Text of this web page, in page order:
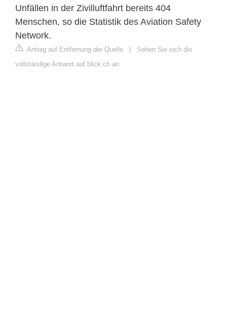
Unfällen in der Zivilluftfahrt bereits 404
Menschen, so die Statistik des Aviation Safety
Network.
Antrag auf Entfernung der Quelle | Sehen Sie sich die
vollständige Antwort auf blick.ch an